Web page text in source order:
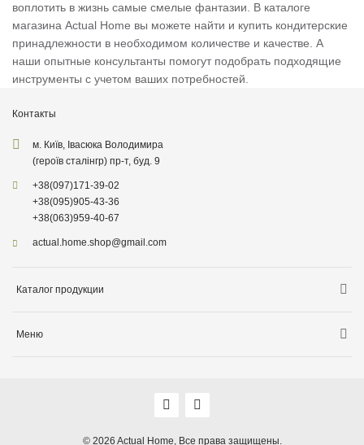
воплотить в жизнь самые смелые фантазии. В каталоге
магазина Actual Home вы можете найти и купить кондитерские
принадлежности в необходимом количестве и качестве. А
наши опытные консультанты помогут подобрать подходящие
инструменты с учетом ваших потребностей.
Контакты
м. Київ, Івасюка Володимира
(героїв сталінгр) пр-т, буд. 9
+38(097)171-39-02
+38(095)905-43-36
+38(063)959-40-67
actual.home.shop@gmail.com
Каталог продукции
Декор для дома
Меню
Оплата, доставка
© 2026 Actual Home, Все права защищены.